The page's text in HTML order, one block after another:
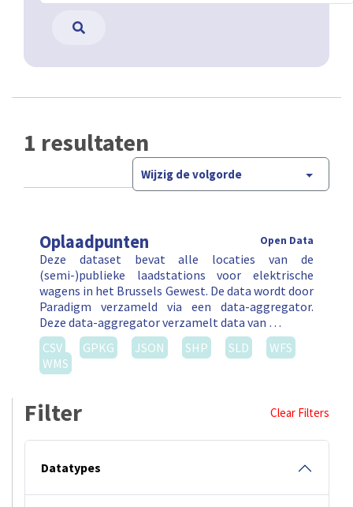
1 resultaten
Wijzig de volgorde
Oplaadpunten Open Data
Deze dataset bevat alle locaties van de
(semi-)publieke laadstations voor elektrische
wagens in het Brussels Gewest. De data wordt door
Paradigm verzameld via een data-aggregator.
Deze data-aggregator verzamelt data van …
CSV
GPKG JSON SHP SLD
WFS
WMS
Filter Clear Filters
Datatypes